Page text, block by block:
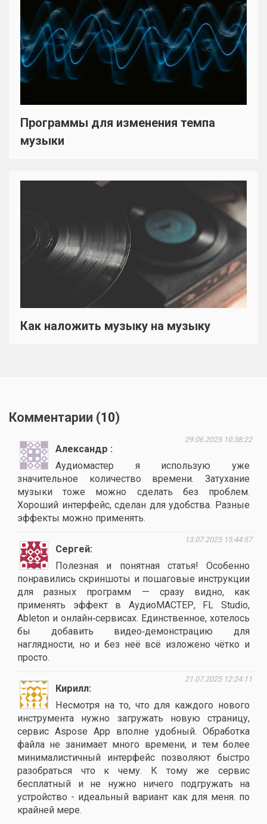
Программы для изменения темпа
музыки
Как наложить музыку на музыку
Комментарии (10)
Александр
29.06.2025 10:38:22
Аудиомастер я использую уже
значительное количество времени. Затухание
музыки тоже можно сделать без проблем.
Хороший интерфейс, сделан для удобства. Разные
эффекты можно применять.
Сергей
13.07.2025 15:44:57
Полезная и понятная статья! Особенно
понравились скриншоты и пошаговые инструкции
для разных программ — сразу видно, как
применять эффект в АудиоМАСТЕР, FL Studio,
Ableton и онлайн‑сервисах. Единственное, хотелось
бы добавить видео‑демонстрацию для
наглядности, но и без неё всё изложено чётко и
просто.
Кирилл
21.07.2025 12:24:11
Несмотря на то, что для каждого нового
инструмента нужно загружать новую страницу,
сервис Aspose App вполне удобный. Обработка
файла не занимает много времени, и тем более
минималистичный интерфейс позволяют быстро
разобраться что к чему. К тому же сервис
бесплатный и не нужно ничего подгружать на
устройство - идеальный вариант как для меня. по
крайней мере.